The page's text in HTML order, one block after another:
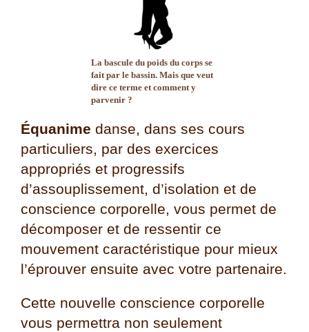
La bascule du poids du corps se
fait par le bassin. Mais que veut
dire ce terme et comment y
parvenir ?
Équanime danse, dans ses cours
particuliers, par des exercices
appropriés et progressifs
d’assouplissement, d’isolation et de
conscience corporelle, vous permet de
décomposer et de ressentir ce
mouvement caractéristique pour mieux
l’éprouver ensuite avec votre partenaire.
Cette nouvelle conscience corporelle
vous permettra non seulement